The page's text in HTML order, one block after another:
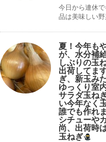
今日から連休
品は美味しい野
夏！今年も
が、水分補
しぶりの玉
出荷してま
ぎ、新玉み
ゆっくり室
サラダ玉ね
い今年なく
誰でも作れ
シチューや
尚、出荷時
玉ねぎ